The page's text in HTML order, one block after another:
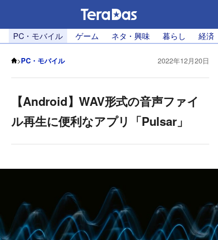
PC・モバイル ゲーム ネタ・興味 暮らし 経済
>PC・モバイル 2022年12月20日
【Android】WAV形式の音声ファイ
ル再生に便利なアプリ「Pulsar」